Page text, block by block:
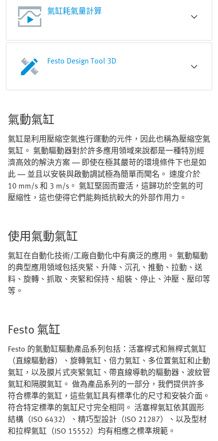
氣缸耗氣量計算
Festo Design Tool 3D
氣動氣缸
氣缸是利用壓縮空氣進行運動的元件，因此也稱為壓縮空氣
氣缸。 氣動驅動器對於許多應用領域來說都是一種特別經
濟高效的解決方案 — 即使在極其嚴苛的環境條件下也是如
此 — 並且以安裝與啟動調試極為簡單而聞名。 速度介於
10 mm/s 和 3 m/s。 氣缸堅固而靈活，這歸功於空氣的可
壓縮性，這也使得它們能夠抵抗較大的外部作用力。
使用氣動氣缸
氣缸在自動化技術/工廠自動化中有廣泛的應用。 氣動驅動
的典型應用領域包括夾緊、升降、沉孔、推動、拉動、送
料、旋轉、抓取、夾緊和保持、組裝、停止、沖壓、壓印等
等。
Festo 氣缸
Festo 的氣動缸驅動產品系列包括：活塞桿式和無桿式氣缸
（直線驅動器）、旋轉氣缸、倍力氣缸、多位置氣缸和止動
氣缸，以及膜片式夾緊氣缸、帶直線導軌的驅動器、波紋管
氣缸和隔膜氣缸。 做為產品系列的一部分，我們提供許多
符合標準的氣缸，這些氣缸具有標準化的尺寸和安裝介面。
符合特定標準的氣缸尺寸完全相同。 活塞桿氣缸依其圓形
結構（ISO 6432）、精巧型設計（ISO 21287）、以及型材
和拉桿氣缸（ISO 15552）均有相應之標準規範。